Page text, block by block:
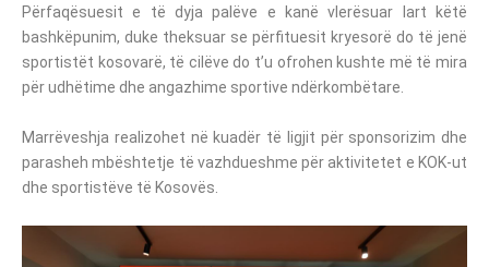
Përfaqësuesit e të dyja palëve e kanë vlerësuar lart këtë
bashkëpunim, duke theksuar se përfituesit kryesorë do të jenë
sportistët kosovarë, të cilëve do t’u ofrohen kushte më të mira
për udhëtime dhe angazhime sportive ndërkombëtare.
Marrëveshja realizohet në kuadër të ligjit për sponsorizim dhe
parasheh mbështetje të vazhdueshme për aktivitetet e KOK-ut
dhe sportistëve të Kosovës.